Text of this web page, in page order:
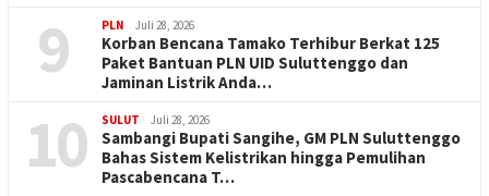
9 PLN Juli 28, 2026
Korban Bencana Tamako Terhibur Berkat 125
Paket Bantuan PLN UID Suluttenggo dan
Jaminan Listrik Anda…
10 SULUT Juli 28, 2026
Sambangi Bupati Sangihe, GM PLN Suluttenggo
Bahas Sistem Kelistrikan hingga Pemulihan
Pascabencana T…